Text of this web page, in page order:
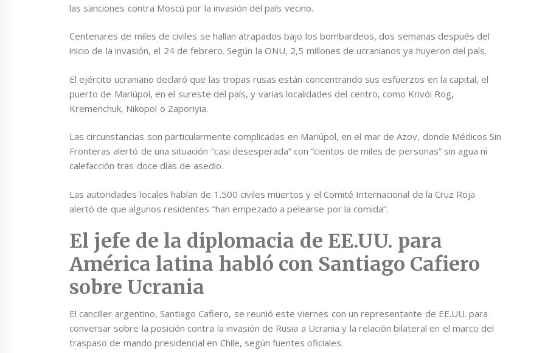
las sanciones contra Moscú por la invasión del país vecino.
Centenares de miles de civiles se hallan atrapados bajo los bombardeos, dos semanas después del
inicio de la invasión, el 24 de febrero. Según la ONU, 2,5 millones de ucranianos ya huyeron del país.
El ejército ucraniano declaró que las tropas rusas están concentrando sus esfuerzos en la capital, el
puerto de Mariúpol, en el sureste del país, y varias localidades del centro, como Krivói Rog,
Kremenchuk, Nikopol o Zaporiyia.
Las circunstancias son particularmente complicadas en Mariúpol, en el mar de Azov, donde Médicos Sin
Fronteras alertó de una situación “casi desesperada” con “cientos de miles de personas” sin agua ni
calefacción tras doce días de asedio.
Las autoridades locales hablan de 1.500 civiles muertos y el Comité Internacional de la Cruz Roja
alertó de que algunos residentes “han empezado a pelearse por la comida”.
El jefe de la diplomacia de EE.UU. para
América latina habló con Santiago Cafiero
sobre Ucrania
El canciller argentino, Santiago Cafiero, se reunió este viernes con un representante de EE.UU. para
conversar sobre la posición contra la invasión de Rusia a Ucrania y la relación bilateral en el marco del
traspaso de mando presidencial en Chile, según fuentes oficiales.